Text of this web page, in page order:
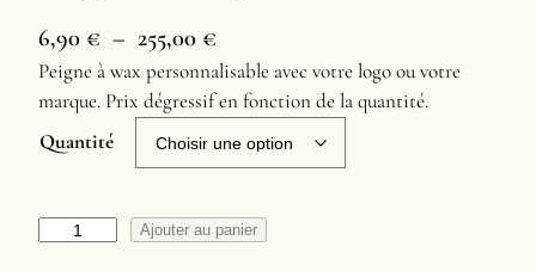
6,90 € – 255,00 €
l
a
g
d
e
Peigne à wax personnalisable avec votre logo ou votre
marque. Prix dégressif en fonction de la quantité.
Quantité
Ajouter au panier